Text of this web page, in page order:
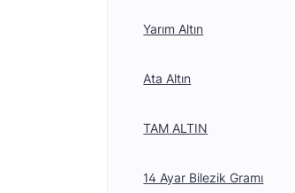
Yarım Altın
Ata Altın
TAM ALTIN
14 Ayar Bilezik Gramı